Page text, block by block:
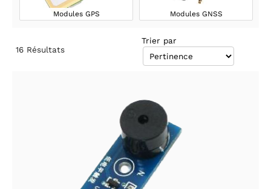
Modules GPS Modules GNSS
16 Résultats
Trier par